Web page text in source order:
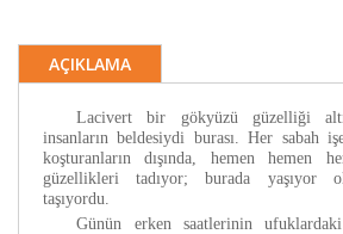
AÇIKLAMA
Lacivert bir gökyüzü güzelliği
insanların beldesiydi burası. Her sabah
koşturanların dışında, hemen hemen
güzellikleri tadıyor; burada yaşıyor
taşıyordu.
Günün erken saatlerinin